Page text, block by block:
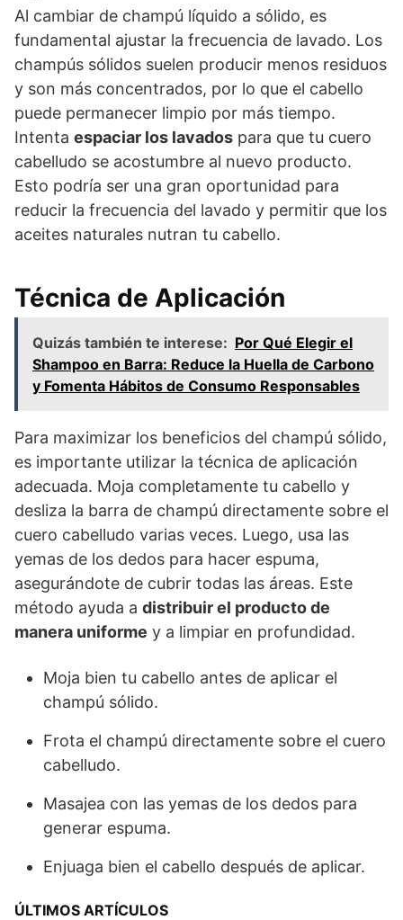
Al cambiar de champú líquido a sólido, es
fundamental ajustar la frecuencia de lavado. Los
champús sólidos suelen producir menos residuos
y son más concentrados, por lo que el cabello
puede permanecer limpio por más tiempo.
Intenta espaciar los lavados para que tu cuero
cabelludo se acostumbre al nuevo producto.
Esto podría ser una gran oportunidad para
reducir la frecuencia del lavado y permitir que los
aceites naturales nutran tu cabello.
Técnica de Aplicación
Quizás también te interese: Por Qué Elegir el
Shampoo en Barra: Reduce la Huella de Carbono
y Fomenta Hábitos de Consumo Responsables
Para maximizar los beneficios del champú sólido,
es importante utilizar la técnica de aplicación
adecuada. Moja completamente tu cabello y
desliza la barra de champú directamente sobre el
cuero cabelludo varias veces. Luego, usa las
yemas de los dedos para hacer espuma,
asegurándote de cubrir todas las áreas. Este
método ayuda a distribuir el producto de
manera uniforme y a limpiar en profundidad.
Moja bien tu cabello antes de aplicar el
champú sólido.
Frota el champú directamente sobre el cuero
cabelludo.
Masajea con las yemas de los dedos para
generar espuma.
Enjuaga bien el cabello después de aplicar.
ÚLTIMOS ARTÍCULOS